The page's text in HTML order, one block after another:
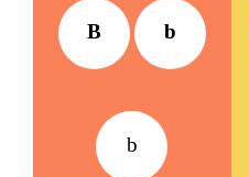
B b
b